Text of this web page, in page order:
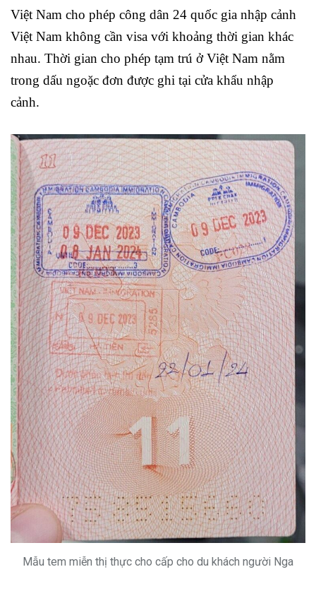
Việt Nam cho phép công dân 24 quốc gia nhập cảnh
Việt Nam không cần visa với khoảng thời gian khác
nhau. Thời gian cho phép tạm trú ở Việt Nam nằm
trong dấu ngoặc đơn được ghi tại cửa khẩu nhập
cảnh.
Mẫu tem miễn thị thực cho cấp cho du khách người Nga